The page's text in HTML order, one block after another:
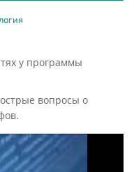
у программы
вопросы о